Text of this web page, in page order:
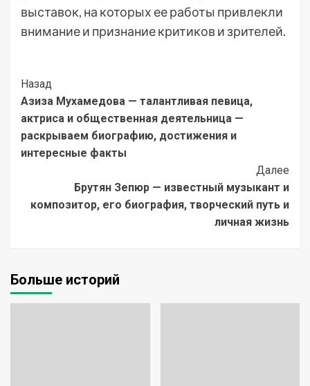
выставок, на которых ее работы привлекли
внимание и признание критиков и зрителей.
Post
Navigation
Назад
Азиза Мухамедова — талантливая певица,
актриса и общественная деятельница —
раскрываем биографию, достижения и
интересные факты
Далее
Брутян Зепюр — известный музыкант и
композитор, его биография, творческий путь и
личная жизнь
Больше историй